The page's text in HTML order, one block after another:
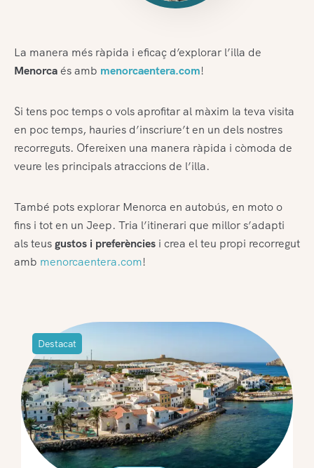
La manera més ràpida i eficaç d’explorar l’illa de
Menorcaés amb menorcaentera.com!
Si tens poc temps o vols aprofitar al màxim la teva visita
en poc temps, hauries d’inscriure’t en un dels nostres
recorreguts. Ofereixen una manera ràpida i còmoda de
veure les principals atraccions de l’illa.
També pots explorar Menorca en autobús, en moto o
fins i tot en un Jeep. Tria l’itinerari que millor s’adapti
als teusgustos i preferències i crea el teu propi recorregut
amb menorcaentera.com!
Destacat